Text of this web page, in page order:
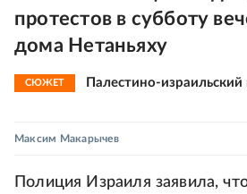
протестов в субботу
дома Нетаньяху
СЮЖЕТ Палестино-
Максим Макарычев
Полиция Израиля заявила,